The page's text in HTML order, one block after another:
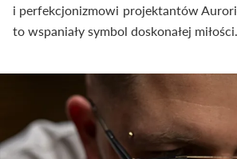
i perfekcjonizmowi projektantów
to wspaniały symbol doskonałej miłości.